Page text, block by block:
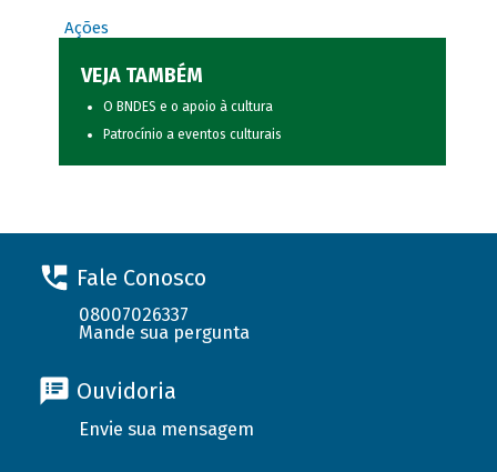
Ações
VEJA TAMBÉM
O BNDES e o apoio à cultura
Patrocínio a eventos culturais
Fale Conosco
08007026337
Mande sua pergunta
Ouvidoria
Envie sua mensagem